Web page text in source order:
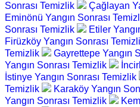
Sonrası Temizlik
Çağlayan
Eminönü Yangın Sonrası
Sonrası Temizlik
Etiler
Firüzköy Yangın Sonrası
Temizlik
Gayrettepe Yangın
Yangın Sonrası Temizlik
İstinye Yangın Sonrası Temizlik
Temizlik
Karaköy Yangın
Yangın Sonrası Temizlik